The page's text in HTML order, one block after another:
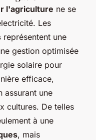
l'agriculture ne se
Les
représentent une
gestion optimisée
solaire pour
efficace,
assurant une
cultures. De telles
à une
, mais